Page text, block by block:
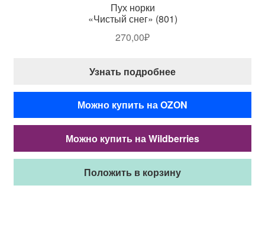
Пух норки
«Чистый снег» (801)
270,00₽
Узнать подробнее
Можно купить на OZON
Можно купить на Wildberries
Положить в корзину